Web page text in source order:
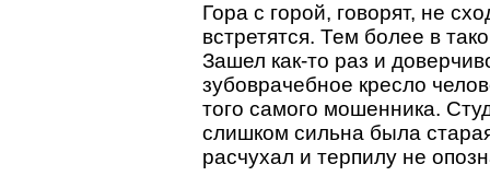
Гора с горой, говорят, не
встретятся. Тем более в
Зашел как-то раз и
зубоврачебное кресло
того самого мошенника.
слишком сильна была
расчухал и терпилу не